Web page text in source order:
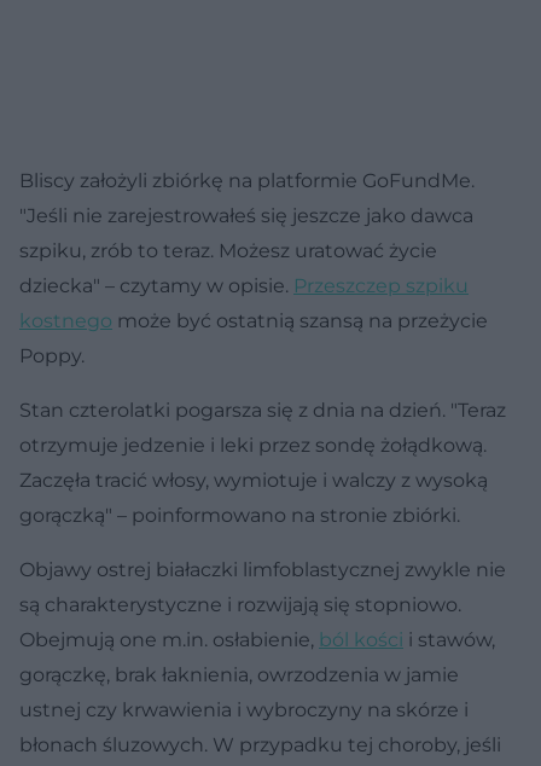
Bliscy założyli zbiórkę na platformie GoFundMe.
"Jeśli nie zarejestrowałeś się jeszcze jako dawca
szpiku, zrób to teraz. Możesz uratować życie
dziecka" – czytamy w opisie. Przeszczep szpiku
kostnego może być ostatnią szansą na przeżycie
Poppy.
Stan czterolatki pogarsza się z dnia na dzień. "Teraz
otrzymuje jedzenie i leki przez sondę żołądkową.
Zaczęła tracić włosy, wymiotuje i walczy z wysoką
gorączką" – poinformowano na stronie zbiórki.
Objawy ostrej białaczki limfoblastycznej zwykle nie
są charakterystyczne i rozwijają się stopniowo.
Obejmują one m.in. osłabienie, ból kości i stawów,
gorączkę, brak łaknienia, owrzodzenia w jamie
ustnej czy krwawienia i wybroczyny na skórze i
błonach śluzowych. W przypadku tej choroby, jeśli